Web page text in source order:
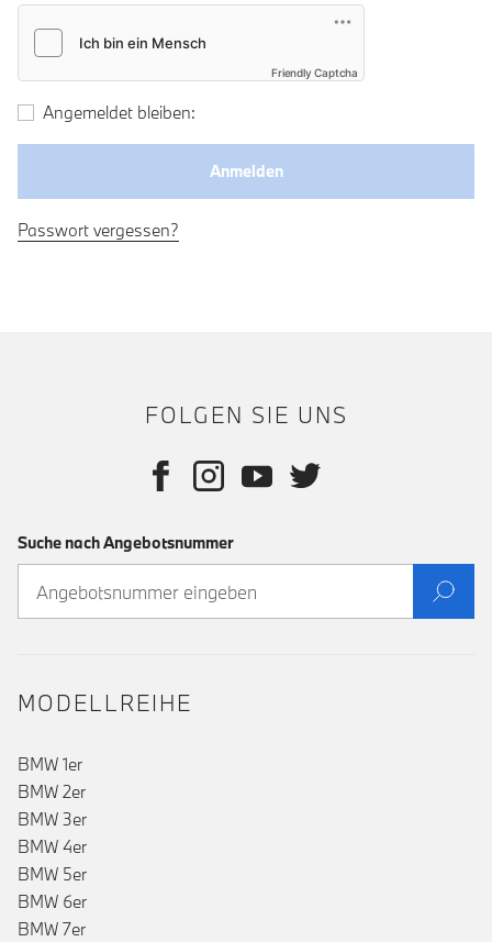
Friendly Captcha
Angemeldet bleiben:
Passwort vergessen?
FOLGEN SIE UNS
Suche nach Angebotsnummer
MODELLREIHE
BMW 1er
BMW 2er
BMW 3er
BMW 4er
BMW 5er
BMW 6er
BMW 7er